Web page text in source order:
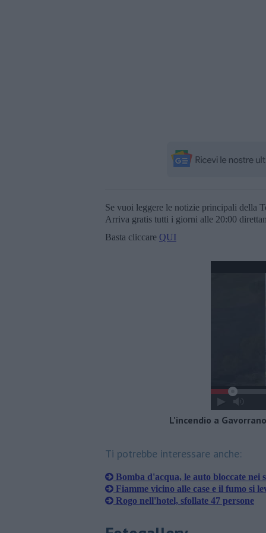
Se vuoi leggere le notizie principali della
Arriva gratis tutti i giorni alle 20:00
Basta cliccare QUI
L'incendio a
Ti potrebbe interessare anche:
Bomba d'acqua, le auto bloccate nei
Fiamme vicino alle case e il fumo si
Rogo nell'hotel, sfollate 47 persone